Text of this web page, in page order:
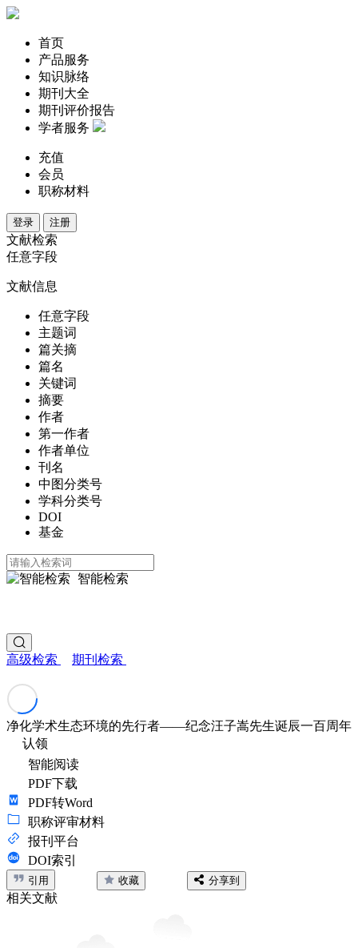
首页
产品服务
知识脉络
期刊大全
期刊评价报告
学者服务
充值
会员
职称材料
登录 注册
文献检索
任意字段
文献信息
任意字段
主题词
篇关摘
篇名
关键词
摘要
作者
第一作者
作者单位
刊名
中图分类号
学科分类号
DOI
基金
智能检索
高级检索 期刊检索
净化学术生态环境的先行者——纪念汪子嵩先生诞辰一百周年
认领
智能阅读
PDF下载
PDF转Word
职称评审材料
报刊平台
DOI索引
引用 收藏 分享到
相关文献